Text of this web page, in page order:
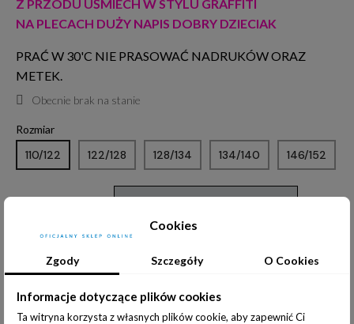
Z PRZODU UŚMIECH W STYLU GRAFFITI
NA PLECACH DUŻY NAPIS DOBRY DZIECIAK
PRAĆ W 30'C NIE PRASOWAĆ NADRUKÓW ORAZ
METEK.
Obecnie brak na stanie
Rozmiar
110/122 122/128 128/134 134/140 146/152
Udostępnij:
Cookies
Zgody Szczegóły O Cookies
Informacje dotyczące plików cookies
Ta witryna korzysta z własnych plików cookie, aby zapewnić Ci